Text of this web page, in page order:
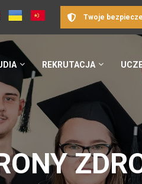
Twoje
REKRUTACJA